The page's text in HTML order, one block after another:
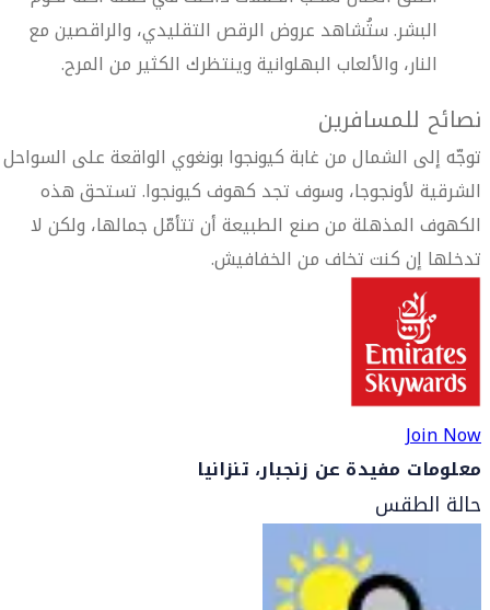
البشر. ستُشاهد عروض الرقص التقليدي، والراقصين مع
النار، والألعاب البهلوانية وينتظرك الكثير من المرح.
نصائح للمسافرين
توجّه إلى الشمال من غابة كيونجوا بونغوي الواقعة على السواحل
الشرقية لأونجوجا، وسوف تجد كهوف كيونجوا. تستحق هذه
الكهوف المذهلة من صنع الطبيعة أن تتأمّل جمالها، ولكن لا
تدخلها إن كنت تخاف من الخفافيش.
Join Now
معلومات مفيدة عن زنجبار، تنزانيا
حالة الطقس